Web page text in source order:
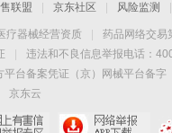
联盟 京东社区 风险监测
疗器械经营资质 药品网络交易
违法和不良信息举报电话：
平台备案凭证（京）网械平台备
京东云